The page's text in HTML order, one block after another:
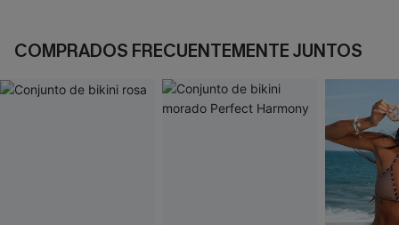
COMPRADOS FRECUENTEMENTE JUNTOS